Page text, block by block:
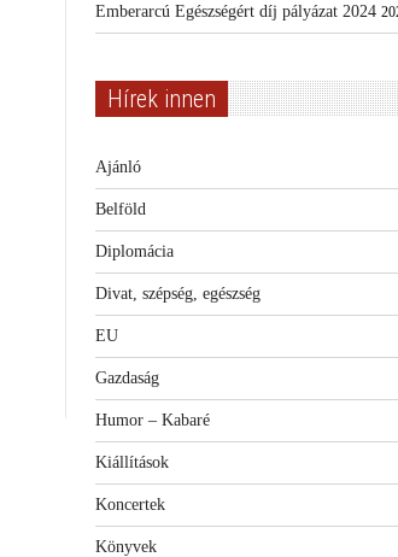
Emberarcú Egészségért díj pályázat 2024
Hírek innen
Ajánló
Belföld
Diplomácia
Divat, szépség, egészség
EU
Gazdaság
Humor – Kabaré
Kiállítások
Koncertek
Könyvek